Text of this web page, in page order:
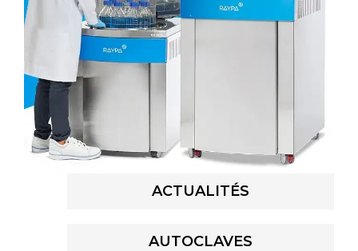
ACTUALITÉS
AUTOCLAVES